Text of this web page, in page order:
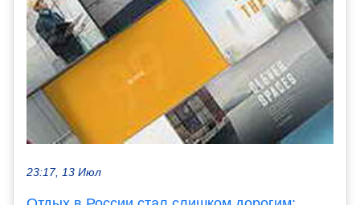
23:17, 13 Июл